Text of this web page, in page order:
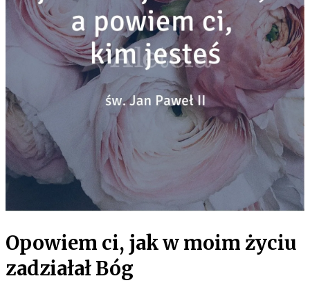
Opowiem ci, jak w moim życiu
zadziałał Bóg